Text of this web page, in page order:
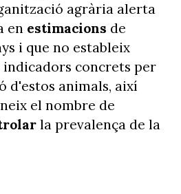
agrària alerta
en estimacions de
i que no estableix
indicadors concrets per
d'estos animals, així
el nombre de
la prevalença de la